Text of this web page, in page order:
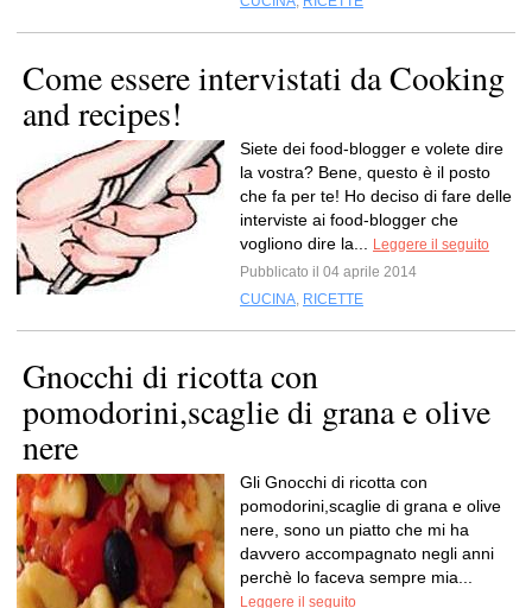
Come essere intervistati da Cooking
and recipes!
Siete dei food-blogger e volete dire
la vostra? Bene, questo è il posto
che fa per te! Ho deciso di fare delle
interviste ai food-blogger che
vogliono dire la...
Leggere il seguito
Pubblicato il 04 aprile 2014
CUCINA, RICETTE
Gnocchi di ricotta con
pomodorini,scaglie di grana e olive
nere
Gli Gnocchi di ricotta con
pomodorini,scaglie di grana e olive
nere, sono un piatto che mi ha
davvero accompagnato negli anni
perchè lo faceva sempre mia...
Leggere il seguito